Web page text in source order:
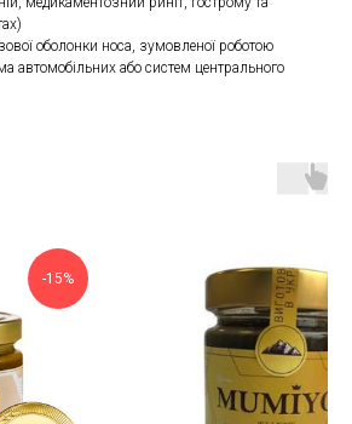
оболонки носа, зумовленої роботою
автомобільних або систем центрального
-15%